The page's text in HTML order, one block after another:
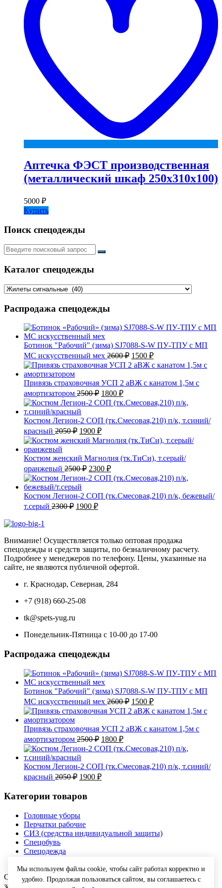
Аптечка ФЭСТ производственная
(металлический шкаф 250х310х100)
5000 ₽
Купить
Поиск спецодежды
Искать:
Каталог спецодежды
Распродажа спецодежды
Ботинок "Рабочий" (зима) SJ7088-S-W ПУ-ТПУ с МП
МС искусственный мех 2600₽ Первоначальная
цена
составляла
2600 ₽.
1500 ₽Текущая
цена:
Привязь страховочная УСП 2 аВЖ с канатом 1,5м с
амортизатором 2500₽ Первоначальная
цена
составляла
2500 ₽.
1800 ₽Текущая
цена:
Костюм Легион-2 СОП (тк.Смесовая,210) п/к, т.синий/
красный 2050₽ Первоначальная
цена
составляла
2050 ₽.
1900 ₽Текущая
цена:
Костюм женский Магнолия (тк.ТиСи), т.серый/
оранжевый 2500₽ Первоначальная
цена
составляла
2500 ₽.
2300 ₽Текущая
цена:
Костюм Легион-2 СОП (тк.Смесовая,210) п/к, бежевый/
т.серый 2300₽ Первоначальная
1900 ₽Текущая
Внимание! Осуществляется только оптовая продажа
спецодежды и средств защиты, по безналичному расчету.
Подробнее у менеджеров по телефону. Цены, указанные на
сайте, не являются публичной офертой.
г. Краснодар, Северная, 284
+7 (918) 660-25-08
tk@spets-yug.ru
Понедельник-Пятница с 10-00 до 17-00
Распродажа спецодежды
Ботинок "Рабочий" (зима) SJ7088-S-W ПУ-ТПУ с МП
МС искусственный мех 2600₽ Первоначальная
цена
составляла
2600 ₽.
1500 ₽Текущая
цена:
Привязь страховочная УСП 2 аВЖ с канатом 1,5м с
амортизатором 2500₽ Первоначальная
цена
составляла
2500 ₽.
1800 ₽Текущая
цена:
Костюм Легион-2 СОП (тк.Смесовая,210) п/к, т.синий/
красный 2050₽ Первоначальная
1900 ₽Текущая
Категории товаров
Головные уборы
Перчатки рабочие
СИЗ (средства индивидуальной защиты)
Спецобувь
Спецодежда
Copyright © 2026 Спецодежда оптом с доставкой. Все права
защищены.
Мы используем файлы cookie, чтобы сайт работал корректно и
удобно. Продолжая пользоваться сайтом, вы соглашаетесь с